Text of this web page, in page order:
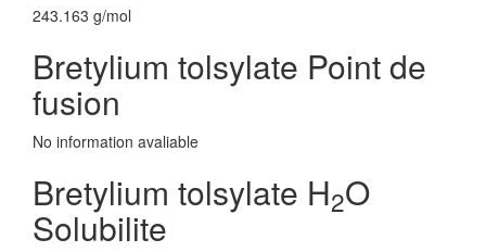
243.163 g/mol
Bretylium tolsylate Point de
fusion
No information avaliable
Bretylium tolsylate H2O
Solubilite